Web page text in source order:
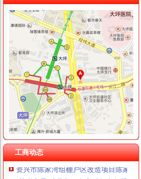
工商动态
陈家湾办税务登记证
关于印发《2014年郴州市“民生100工程
临川区2014年秋季小学招生实施方案--中
[公告]重庆钢铁：详式权益变动报告书-[
北京密云
商报分类---深圳商报多媒体数字报刊平台
武汉纳税申报：武汉市陈家湾,艾格眼
武汉市变更税务登记证-武汉爱问分类
资兴市陈家湾组棚户区改造项目陈家湾
[关联交易]武昌鱼：向定对象发行股份